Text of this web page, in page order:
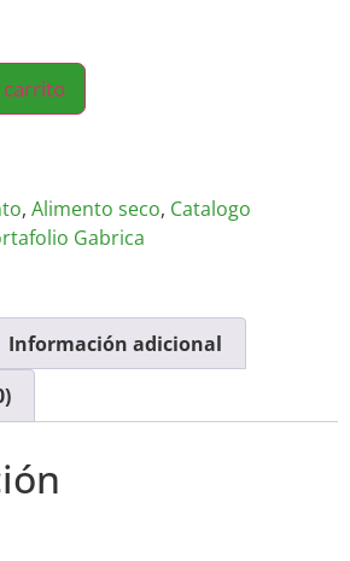
carrito
, Alimento seco, Catalogo
Gabrica
Información adicional